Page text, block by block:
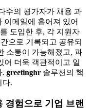
수의 평가자가 채용 과
이메일에 흩어져 있어
를 도입한 후, 각 지원자
으로 기록되고 공유되
소통이 가능해졌고, 과
어 더욱 객관적이고 일
. greetinghr 솔루션의 핵
다.
경험으로 기업 브랜